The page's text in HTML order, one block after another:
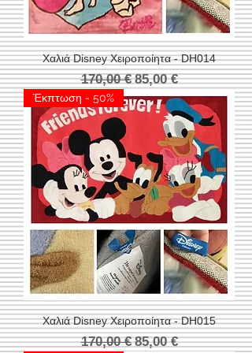
Χαλιά Disney Χειροποίητα - DH014
Κανονική τιμή
170,00 €Τιμή Έκπτωσης
85,00 €
Έκπτωση - 50%
Χαλιά Disney Χειροποίητα - DH015
Κανονική τιμή
170,00 €Τιμή Έκπτωσης
85,00 €